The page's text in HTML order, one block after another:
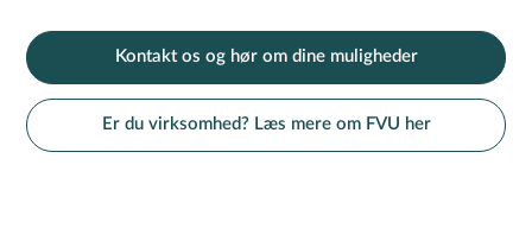
Kontakt os og hør om dine muligheder
Er du virksomhed? Læs mere om FVU her